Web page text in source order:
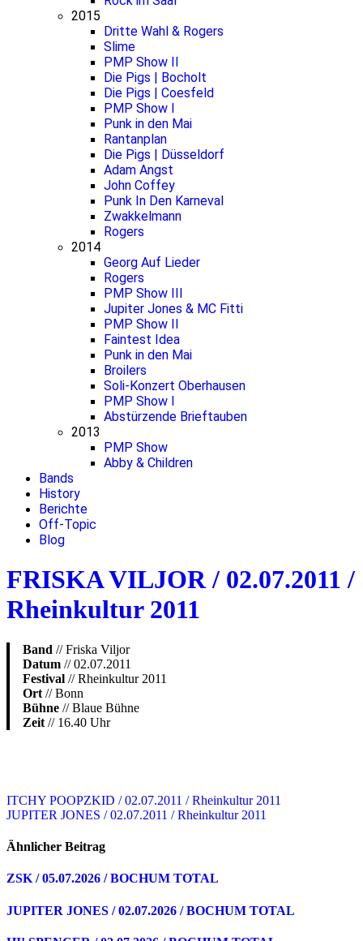
2015
Dritte Wahl & Rogers
Slime
PMP Show II
Die Pigs | Bocholt
Die Pigs | Coesfeld
PMP Show I
Punk in den Mai
Rantanplan
Die Pigs | Düsseldorf
Adam Angst
John Coffey
Punk In Den Karneval
Zwakkelmann
Rogers
2014
Georg Auf Lieder
Rogers
PMP Show III
Jupiter Jones & MC Fitti
PMP Show II
Faintest Idea
Punk in den Mai
Broilers
Soli-Konzert Oberhausen
PMP Show I
Abstürzende Brieftauben
2013
PMP Show
Abby & Children
Bands
History
Berichte
Off-Topic
Blog
FRISKA VILJOR / 02.07.2011 /
Rheinkultur 2011
Band // Friska Viljor
Datum // 02.07.2011
Festival // Rheinkultur 2011
Ort // Bonn
Bühne // Blaue Bühne
Zeit // 16.40 Uhr
Beitragsnavigation
ITCHY POOPZKID / 02.07.2011 / Rheinkultur 2011
JUPITER JONES / 02.07.2011 / Rheinkultur 2011
Ähnlicher Beitrag
ZSK / 05.07.2026 / BOCHUM TOTAL
JUPITER JONES / 02.07.2026 / BOCHUM TOTAL